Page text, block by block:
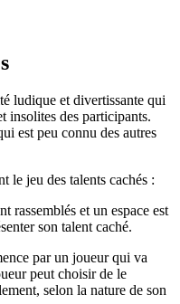
ludique et divertissante qui
insolites des participants.
est peu connu des autres
le jeu des talents cachés :
rassemblés et un espace est
son talent caché.
par un joueur qui va
peut choisir de le
selon la nature de son